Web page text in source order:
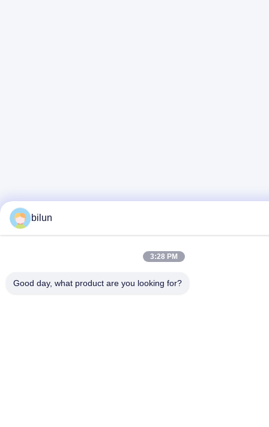
bilun
3:28 PM
Good day, what product are you looking for?